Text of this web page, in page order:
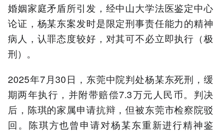
婚姻家庭矛盾所引发，经中山大学法医鉴定中心
论证，杨某东案发时是限定刑事责任能力的精神
病人，认罪态度较好，对其可不必立即执行（极
刑）。
2025年7月30日，东莞中院判处杨某东死刑，缓
期两年执行，并附带赔偿7.3万元人民币。判决
后，陈琪的家属申请抗辩，但被东莞市检察院驳
回。陈琪方也曾申请对杨某东重新进行精神鉴